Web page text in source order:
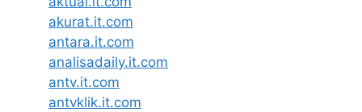
akurat.it.com
antara.it.com
analisadaily.it.com
antv.it.com
antvklik.it.com